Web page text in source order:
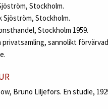
Stockholm.
Sjöström, Stockholm.
Stockholm 1959.
privatsamling, sannolikt
Bruno Liljefors. En studie,